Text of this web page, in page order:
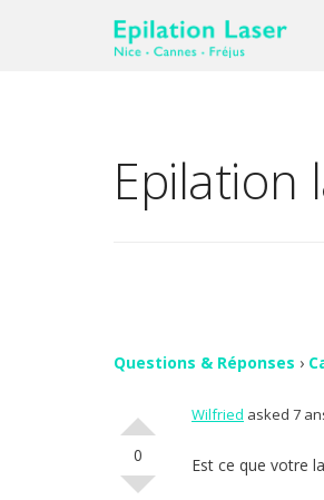
Epilation
Questions & Réponses ›
0
Wilfried asked 7
Est ce que votre